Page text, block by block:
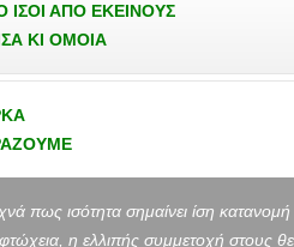
ΙΣΟΙ ΑΠΟ ΕΚΕΙΝΟΥΣ
ΚΙ ΟΜΟΙΑ
πως ισότητα σημαίνει ίση
η ελλιπής συμμετοχή στους